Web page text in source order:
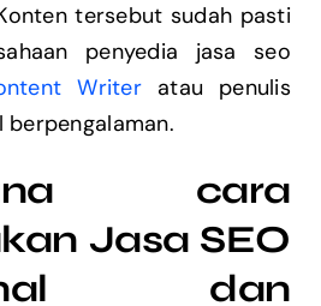
tersebut sudah pasti
penyedia jasa seo
Writeratau penulis
cara
Jasa SEO
dan